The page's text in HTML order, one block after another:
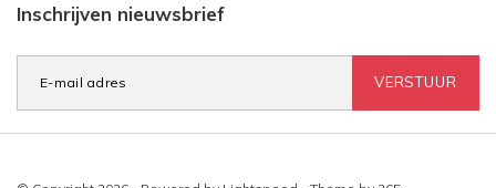
Inschrijven nieuwsbrief
VERSTUUR